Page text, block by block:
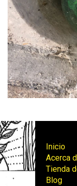
Inicio
Acerca
Tienda
Blog